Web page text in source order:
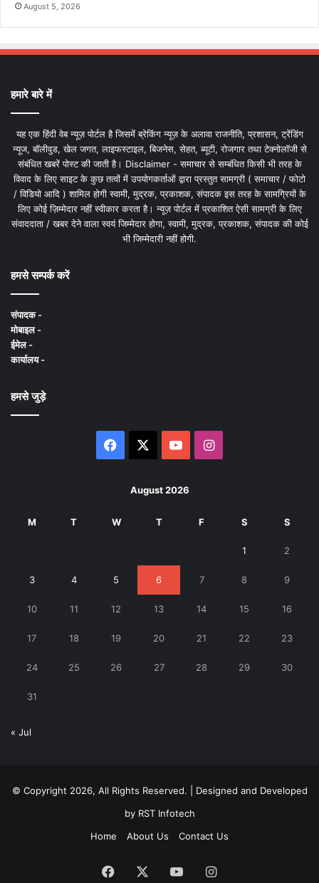
August 5, 2026
हमारे बारे में
यह एक हिंदी वेब न्यूज़ पोर्टल है जिसमें ब्रेकिंग न्यूज़ के अलावा राजनीति, प्रशासन, ट्रेंडिंग
न्यूज, बॉलीवुड, खेल जगत, लाइफस्टाइल, बिजनेस, सेहत, ब्यूटी, रोजगार तथा टेक्नोलॉजी से
संबंधित खबरें पोस्ट की जाती है। Disclaimer - समाचार से सम्बंधित किसी भी तरह के
विवाद के लिए साइट के कुछ तत्वों में उपयोगकर्ताओं द्वारा प्रस्तुत सामग्री ( समाचार / फोटो
/ विडियो आदि ) शामिल होगी स्वामी, मुद्रक, प्रकाशक, संपादक इस तरह के सामग्रियों के
लिए कोई ज़िम्मेदार नहीं स्वीकार करता है। न्यूज़ पोर्टल में प्रकाशित ऐसी सामग्री के लिए
संवाददाता / खबर देने वाला स्वयं जिम्मेदार होगा, स्वामी, मुद्रक, प्रकाशक, संपादक की कोई
भी जिम्मेदारी नहीं होगी.
हमसे सम्पर्क करें
संपादक -
मोबाइल -
ईमेल -
कार्यालय -
हमसे जुड़े
Facebook YouTubeInstagram
August 2026
M T W T F S S
1 2
3 4 5 6 7 8 9
10 11 12 13 14 15 16
17 18 19 20 21 22 23
24 25 26 27 28 29 30
31
« Jul
© Copyright 2026, All Rights Reserved. | Designed and Developed
byRST Infotech
Home
About Us Contact Us
Facebook YouTubeInstagram